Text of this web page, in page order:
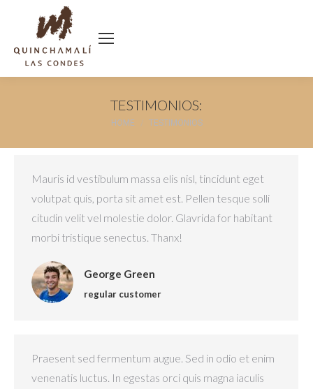
TESTIMONIOS:
You are here:
HOME TESTIMONIOS
Mauris id vestibulum massa elis nisl, tincidunt eget
volutpat quis, porta sit amet est. Pellen tesque solli
citudin velit vel molestie dolor. Glavrida for habitant
morbi tristique senectus. Thanx!
George Green
regular customer
Praesent sed fermentum augue. Sed in odio et enim
venenatis luctus. In egestas orci quis magna iaculis